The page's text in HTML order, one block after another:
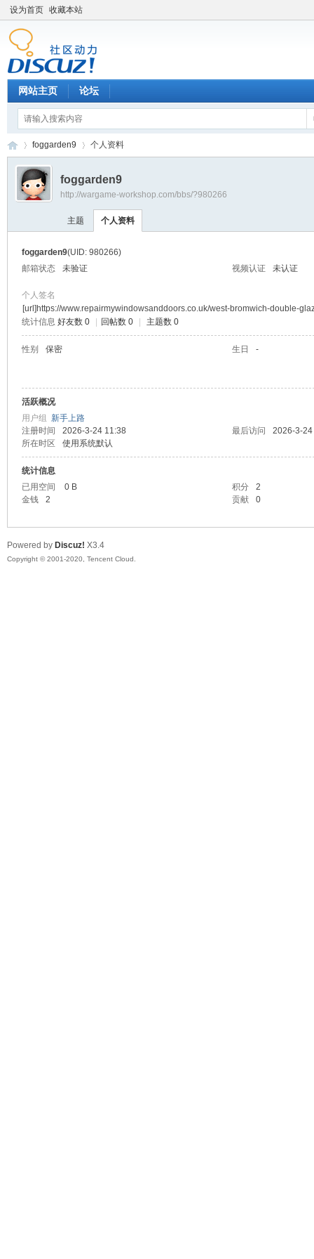
设为首页 收藏本站
网站主页 论坛
›
foggarden9 个人资料
foggarden9
http://wargame-workshop.com/bbs/?980266
主题 个人资料
foggarden9(UID: 980266)
邮箱状态
未验证 视频认证 未认证
个人签名
[url]https://www.repairmywindowsanddoors.co.uk/west-bromwich-double-
统计信息 好友数 0 回帖数 0 主题数 0
性别 保密 生日 -
活跃概况
用户组 新手上路
注册时间
2026-3-24 11:38 最后访问
2026-3-
所在时区
使用系统默认
统计信息
已用空间
0 B 积分
2
金钱
2 贡献 0
Powered by Discuz! X3.4
Copyright © 2001-2020, Tencent Cloud.